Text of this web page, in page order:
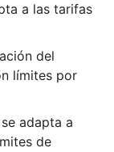
a las tarifas
del
límites por
adapta a
de